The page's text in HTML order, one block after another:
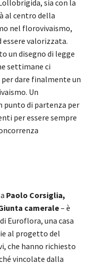
sia con la
al centro della
nel florovivaismo,
essere valorizzata.
un disegno di legge
settimane ci
dare finalmente un
Un
punto di partenza per
per essere sempre
Paolo Corsiglia,
camerale– è
Euroflora, una casa
al progetto del
che hanno richiesto
vincolate dalla